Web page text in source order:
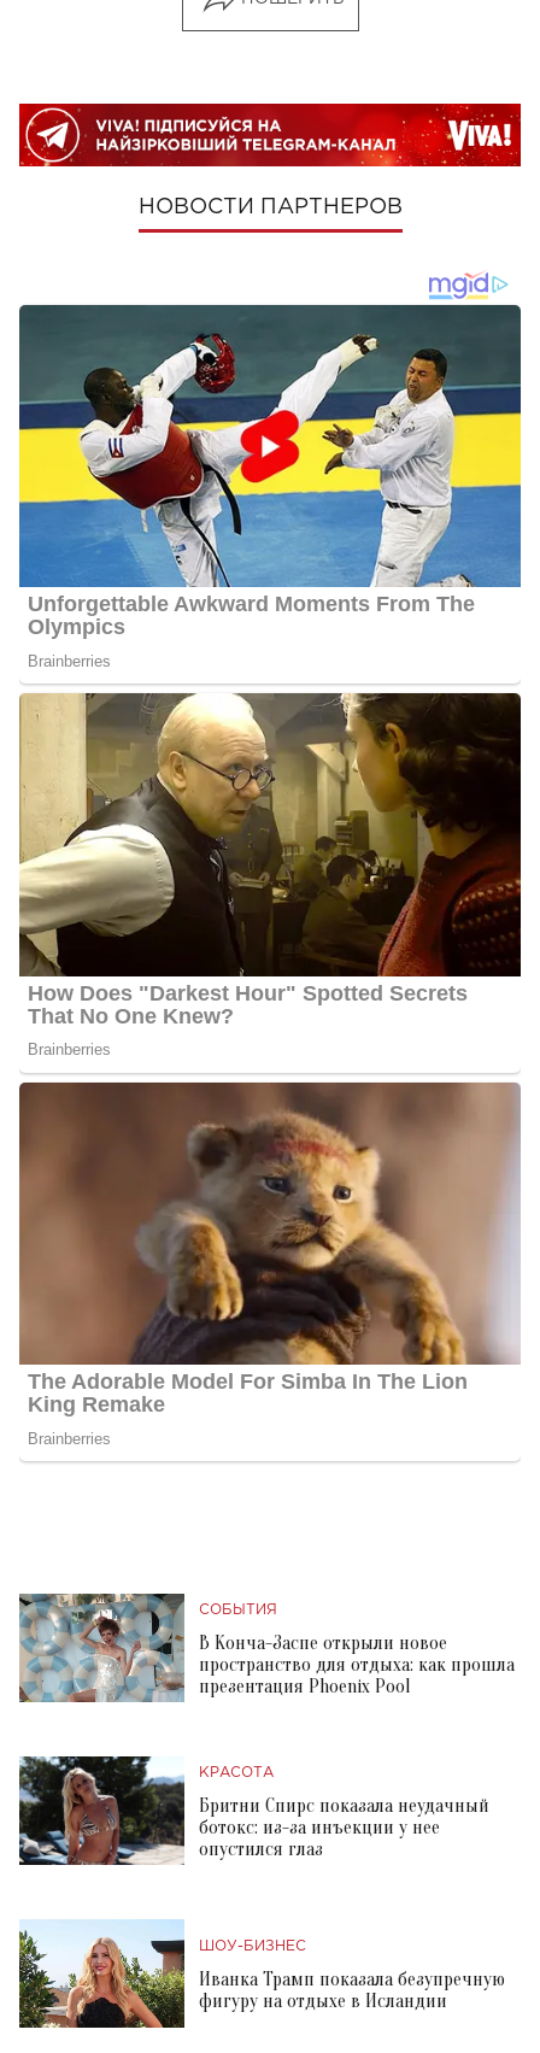
НОВОСТИ ПАРТНЕРОВ
СОБЫТИЯ
В Конча-Заспе открыли новое
пространство для отдыха: как прошла
презентация Phoenix Pool
КРАСОТА
Бритни Спирс показала неудачный
ботокс: из-за инъекции у нее
опустился глаз
ШОУ-БИЗНЕС
Иванка Трамп показала безупречную
фигуру на отдыхе в Исландии